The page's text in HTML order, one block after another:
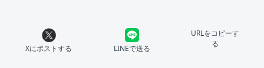
Xにポストする LINEで送る
URLをコピーす
る